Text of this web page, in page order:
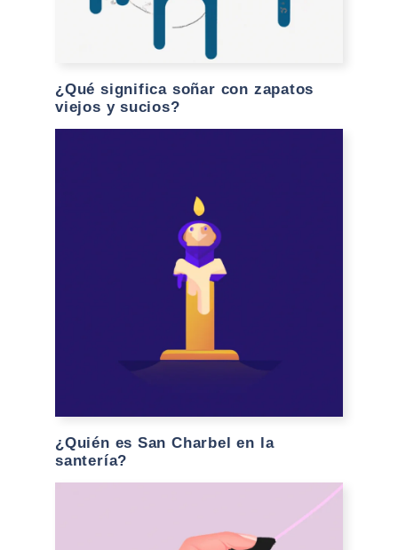
¿Qué significa soñar con zapatos
viejos y sucios?
¿Quién es San Charbel en la
santería?